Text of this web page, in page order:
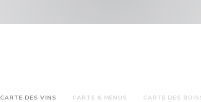
CARTE DES VINS CARTE & MENUS CARTE DES